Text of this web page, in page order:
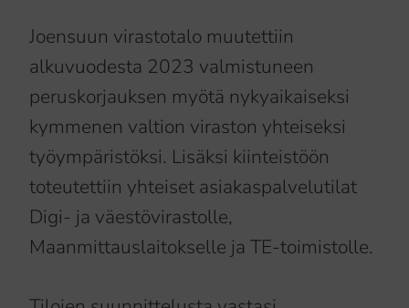
Joensuun virastotalo muutettiin
alkuvuodesta 2023 valmistuneen
peruskorjauksen myötä nykyaikaiseksi
kymmenen valtion viraston yhteiseksi
työympäristöksi. Lisäksi kiinteistöön
toteutettiin yhteiset asiakaspalvelutilat
Digi- ja väestövirastolle,
Maanmittauslaitokselle ja TE-toimistolle.